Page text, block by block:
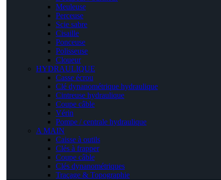
Meuleuse
Perceuse
Scie sabre
Cisaille
Ponceuse
Polisseuse
Cloueur
HYDRAULIQUE
Casse écrou
Clé dynanométrique hydraulique
Cintreuse hydraulique
Coupe câble
Vérin
Pompe / centrale hydraulique
A MAIN
Caisse à outils
Clés à frapper
Coupe câble
Clés dynanométriques
Traçage & Topographie